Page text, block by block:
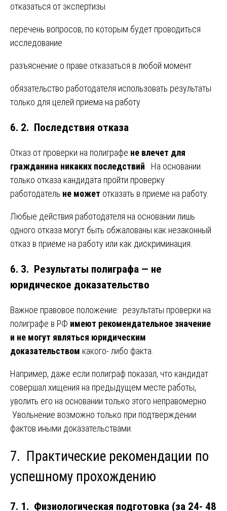
отказаться от экспертизы
перечень вопросов, по которым будет проводиться
исследование
разъяснение о праве отказаться в любой момент
обязательство работодателя использовать результаты
только для целей приема на работу
6. 2. Последствия отказа
Отказ от проверки на полиграфе не влечет для
гражданина никаких последствий . На основании
только отказа кандидата пройти проверку
работодатель не может отказать в приеме на работу.
Любые действия работодателя на основании лишь
одного отказа могут быть обжалованы как незаконный
отказ в приеме на работу или как дискриминация.
6. 3. Результаты полиграфа — не
юридическое доказательство
Важное правовое положение: результаты проверки на
полиграфе в РФ имеют рекомендательное значение
и не могут являться юридическим
доказательством какого- либо факта.
Например, даже если полиграф показал, что кандидат
совершал хищения на предыдущем месте работы,
уволить его на основании только этого неправомерно.
Увольнение возможно только при подтверждении
фактов иными доказательствами.
7. Практические рекомендации по
успешному прохождению
7. 1. Физиологическая подготовка (за 24- 48